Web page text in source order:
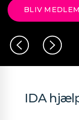
BLIV
IDA